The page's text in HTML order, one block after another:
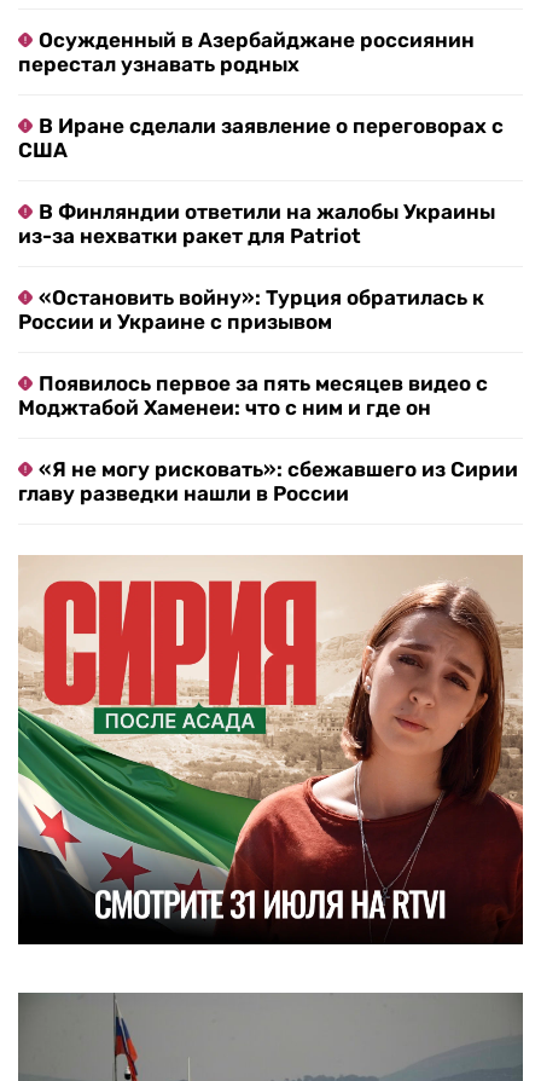
Осужденный в Азербайджане россиянин
перестал узнавать родных
В Иране сделали заявление о переговорах с
США
В Финляндии ответили на жалобы Украины
из-за нехватки ракет для Patriot
«Остановить войну»: Турция обратилась к
России и Украине с призывом
Появилось первое за пять месяцев видео с
Моджтабой Хаменеи: что с ним и где он
«Я не могу рисковать»: сбежавшего из Сирии
главу разведки нашли в России